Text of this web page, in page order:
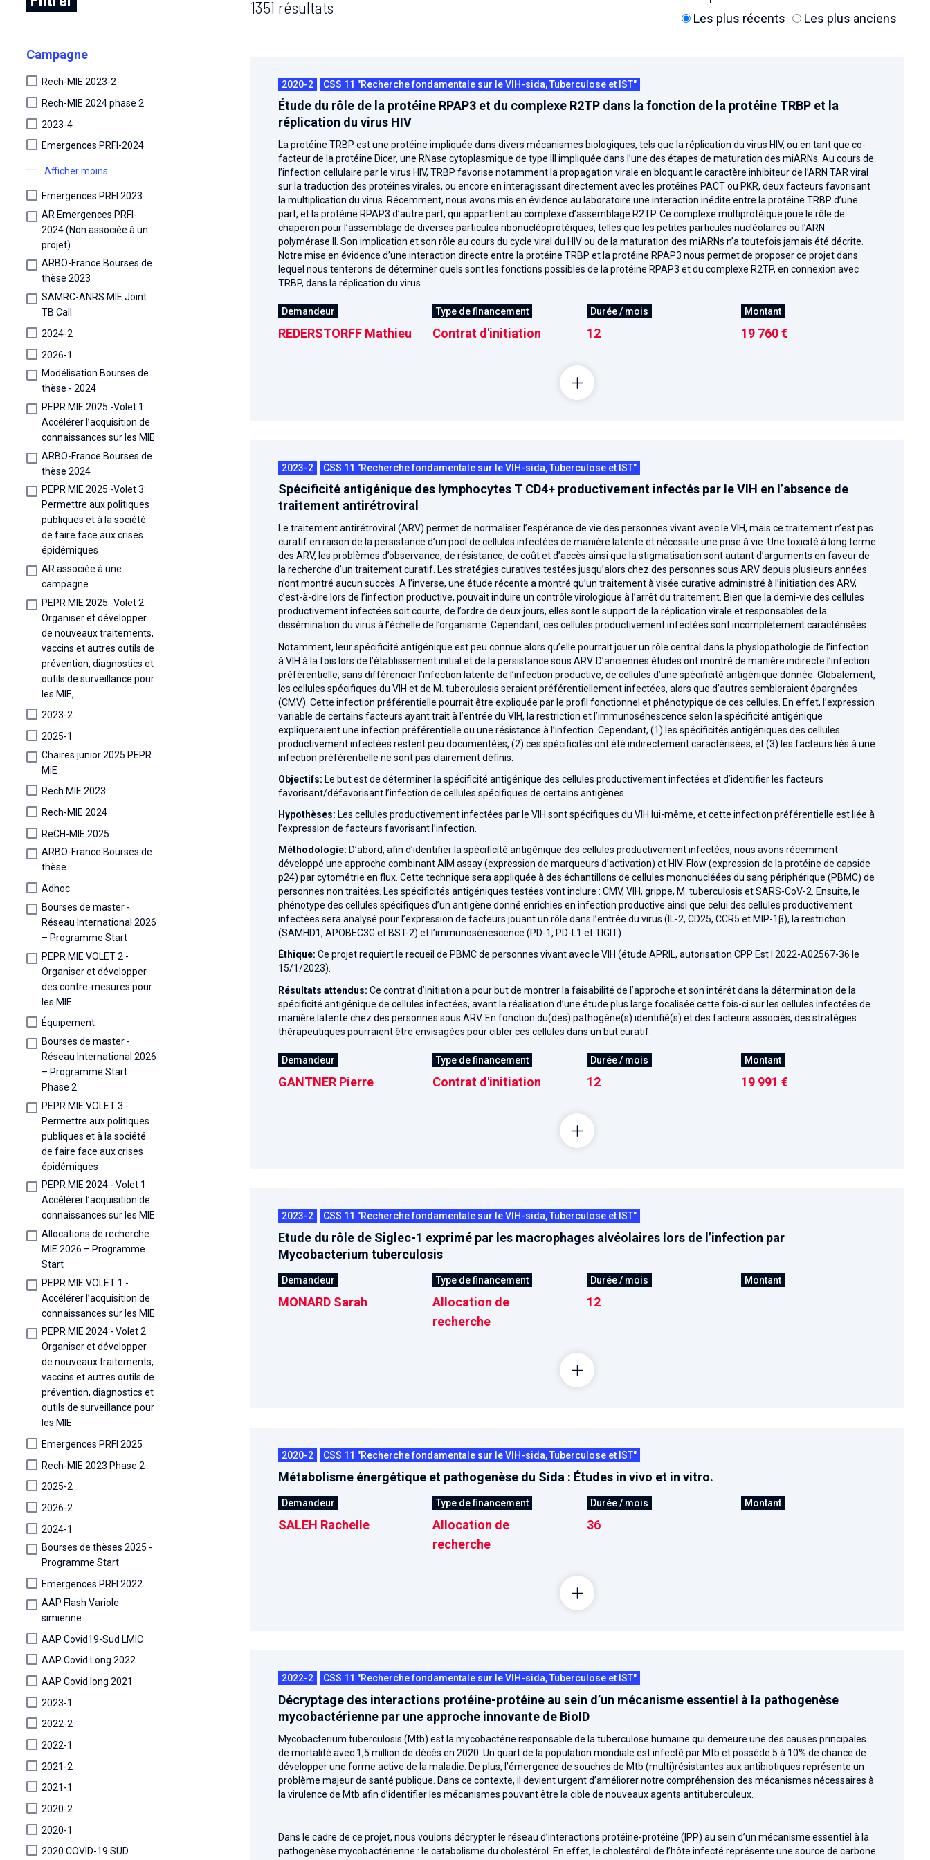
Campagne
Rech-MIE 2023-2
Rech-MIE 2024 phase 2
2023-4
Emergences PRFI-2024
Afficher moins
Emergences PRFI 2023
AR Emergences PRFI-
2024 (Non associée à un
projet)
ARBO-France Bourses de
thèse 2023
SAMRC-ANRS MIE Joint
TB Call
2024-2
2026-1
Modélisation Bourses de
thèse - 2024
PEPR MIE 2025 -Volet 1:
Accélérer l’acquisition de
connaissances sur les MIE
ARBO-France Bourses de
thèse 2024
PEPR MIE 2025 -Volet 3:
Permettre aux politiques
publiques et à la société
de faire face aux crises
épidémiques
AR associée à une
campagne
PEPR MIE 2025 -Volet 2:
Organiser et développer
de nouveaux traitements,
vaccins et autres outils de
prévention, diagnostics et
outils de surveillance pour
les MIE,
2023-2
2025-1
Chaires junior 2025 PEPR
MIE
Rech MIE 2023
Rech-MIE 2024
ReCH-MIE 2025
ARBO-France Bourses de
thèse
Adhoc
Bourses de master -
Réseau International 2026
– Programme Start
PEPR MIE VOLET 2 -
Organiser et développer
des contre-mesures pour
les MIE
Équipement
Bourses de master -
Réseau International 2026
– Programme Start
Phase 2
PEPR MIE VOLET 3 -
Permettre aux politiques
publiques et à la société
de faire face aux crises
épidémiques
PEPR MIE 2024 - Volet 1
Accélérer l’acquisition de
connaissances sur les MIE
Allocations de recherche
MIE 2026 – Programme
Start
PEPR MIE VOLET 1 -
Accélérer l’acquisition de
connaissances sur les MIE
PEPR MIE 2024 - Volet 2
Organiser et développer
de nouveaux traitements,
vaccins et autres outils de
prévention, diagnostics et
outils de surveillance pour
les MIE
Emergences PRFI 2025
Rech-MIE 2023 Phase 2
2025-2
2026-2
2024-1
Bourses de thèses 2025 -
Programme Start
Emergences PRFI 2022
AAP Flash Variole
simienne
AAP Covid19-Sud LMIC
AAP Covid Long 2022
AAP Covid long 2021
2023-1
2022-2
2022-1
2021-2
2021-1
2020-2
2020-1
2020 COVID-19 SUD
1351 résultats
Les plus récents
Les plus anciens
2020-2 CSS 11 "Recherche fondamentale sur le VIH-sida, Tuberculose et IST"
Étude du rôle de la protéine RPAP3 et du complexe R2TP dans la fonction de la protéine TRBP et la
réplication du virus HIV
La protéine TRBP est une protéine impliquée dans divers mécanismes biologiques, tels que la réplication du virus HIV, ou en tant que co-
facteur de la protéine Dicer, une RNase cytoplasmique de type III impliquée dans l’une des étapes de maturation des miARNs. Au cours de
l’infection cellulaire par le virus HIV, TRBP favorise notamment la propagation virale en bloquant le caractère inhibiteur de l’ARN TAR viral
sur la traduction des protéines virales, ou encore en interagissant directement avec les protéines PACT ou PKR, deux facteurs favorisant
la multiplication du virus. Récemment, nous avons mis en évidence au laboratoire une interaction inédite entre la protéine TRBP d’une
part, et la protéine RPAP3 d’autre part, qui appartient au complexe d’assemblage R2TP. Ce complexe multiprotéique joue le rôle de
chaperon pour l’assemblage de diverses particules ribonucléoprotéiques, telles que les petites particules nucléolaires ou l’ARN
polymérase II. Son implication et son rôle au cours du cycle viral du HIV ou de la maturation des miARNs n’a toutefois jamais été décrite.
Notre mise en évidence d’une interaction directe entre la protéine TRBP et la protéine RPAP3 nous permet de proposer ce projet dans
lequel nous tenterons de déterminer quels sont les fonctions possibles de la protéine RPAP3 et du complexe R2TP, en connexion avec
TRBP, dans la réplication du virus.
Demandeur
REDERSTORFF Mathieu
Type de financement
Contrat d'initiation
Durée / mois
12
Montant
19 760 €
2023-2 CSS 11 "Recherche fondamentale sur le VIH-sida, Tuberculose et IST"
Spécificité antigénique des lymphocytes T CD4+ productivement infectés par le VIH en l’absence de
traitement antirétroviral
Le traitement antirétroviral (ARV) permet de normaliser l’espérance de vie des personnes vivant avec le VIH, mais ce traitement n’est pas
curatif en raison de la persistance d’un pool de cellules infectées de manière latente et nécessite une prise à vie. Une toxicité à long terme
des ARV, les problèmes d’observance, de résistance, de coût et d’accès ainsi que la stigmatisation sont autant d’arguments en faveur de
la recherche d’un traitement curatif. Les stratégies curatives testées jusqu’alors chez des personnes sous ARV depuis plusieurs années
n’ont montré aucun succès. A l’inverse, une étude récente a montré qu’un traitement à visée curative administré à l’initiation des ARV,
c’est-à-dire lors de l’infection productive, pouvait induire un contrôle virologique à l’arrêt du traitement. Bien que la demi-vie des cellules
productivement infectées soit courte, de l’ordre de deux jours, elles sont le support de la réplication virale et responsables de la
dissémination du virus à l’échelle de l’organisme. Cependant, ces cellules productivement infectées sont incomplètement caractérisées.
Notamment, leur spécificité antigénique est peu connue alors qu’elle pourrait jouer un rôle central dans la physiopathologie de l’infection
à VIH à la fois lors de l’établissement initial et de la persistance sous ARV. D’anciennes études ont montré de manière indirecte l’infection
préférentielle, sans différencier l’infection latente de l’infection productive, de cellules d’une spécificité antigénique donnée. Globalement,
les cellules spécifiques du VIH et de M. tuberculosis seraient préférentiellement infectées, alors que d’autres sembleraient épargnées
(CMV). Cette infection préférentielle pourrait être expliquée par le profil fonctionnel et phénotypique de ces cellules. En effet, l’expression
variable de certains facteurs ayant trait à l’entrée du VIH, la restriction et l’immunosénescence selon la spécificité antigénique
expliqueraient une infection préférentielle ou une résistance à l’infection. Cependant, (1) les spécificités antigéniques des cellules
productivement infectées restent peu documentées, (2) ces spécificités ont été indirectement caractérisées, et (3) les facteurs liés à une
infection préférentielle ne sont pas clairement définis.
Objectifs: Le but est de déterminer la spécificité antigénique des cellules productivement infectées et d’identifier les facteurs
favorisant/défavorisant l’infection de cellules spécifiques de certains antigènes.
Hypothèses: Les cellules productivement infectées par le VIH sont spécifiques du VIH lui-même, et cette infection préférentielle est liée à
l’expression de facteurs favorisant l’infection.
Méthodologie: D’abord, afin d’identifier la spécificité antigénique des cellules productivement infectées, nous avons récemment
développé une approche combinant AIM assay (expression de marqueurs d’activation) et HIV-Flow (expression de la protéine de capside
p24) par cytométrie en flux. Cette technique sera appliquée à des échantillons de cellules mononucléées du sang périphérique (PBMC) de
personnes non traitées. Les spécificités antigéniques testées vont inclure : CMV, VIH, grippe, M. tuberculosis et SARS-CoV-2. Ensuite, le
phénotype des cellules spécifiques d’un antigène donné enrichies en infection productive ainsi que celui des cellules productivement
infectées sera analysé pour l’expression de facteurs jouant un rôle dans l’entrée du virus (IL-2, CD25, CCR5 et MIP-1β), la restriction
(SAMHD1, APOBEC3G et BST-2) et l’immunosénescence (PD-1, PD-L1 et TIGIT).
Éthique: Ce projet requiert le recueil de PBMC de personnes vivant avec le VIH (étude APRIL, autorisation CPP Est I 2022-A02567-36 le
15/1/2023).
Résultats attendus: Ce contrat d’initiation a pour but de montrer la faisabilité de l’approche et son intérêt dans la détermination de la
spécificité antigénique de cellules infectées, avant la réalisation d’une étude plus large focalisée cette fois-ci sur les cellules infectées de
manière latente chez des personnes sous ARV. En fonction du(des) pathogène(s) identifié(s) et des facteurs associés, des stratégies
thérapeutiques pourraient être envisagées pour cibler ces cellules dans un but curatif.
Demandeur
GANTNER Pierre
Type de financement
Contrat d'initiation
Durée / mois
12
Montant
19 991 €
2023-2 CSS 11 "Recherche fondamentale sur le VIH-sida, Tuberculose et IST"
Etude du rôle de Siglec-1 exprimé par les macrophages alvéolaires lors de l’infection par
Mycobacterium tuberculosis
Demandeur
MONARD Sarah
Type de financement
Allocation de
recherche
Durée / mois
12
Montant
2020-2 CSS 11 "Recherche fondamentale sur le VIH-sida, Tuberculose et IST"
Métabolisme énergétique et pathogenèse du Sida : Études in vivo et in vitro.
Demandeur
SALEH Rachelle
Type de financement
Allocation de
recherche
Durée / mois
36
Montant
2022-2 CSS 11 "Recherche fondamentale sur le VIH-sida, Tuberculose et IST"
Décryptage des interactions protéine-protéine au sein d’un mécanisme essentiel à la pathogenèse
mycobactérienne par une approche innovante de BioID
Mycobacterium tuberculosis (Mtb) est la mycobactérie responsable de la tuberculose humaine qui demeure une des causes principales
de mortalité avec 1,5 million de décès en 2020. Un quart de la population mondiale est infecté par Mtb et possède 5 à 10% de chance de
développer une forme active de la maladie. De plus, l’émergence de souches de Mtb (multi)résistantes aux antibiotiques représente un
problème majeur de santé publique. Dans ce contexte, il devient urgent d’améliorer notre compréhension des mécanismes nécessaires à
la virulence de Mtb afin d’identifier les mécanismes pouvant être la cible de nouveaux agents antituberculeux.
Dans le cadre de ce projet, nous voulons décrypter le réseau d’interactions protéine-protéine (IPP) au sein d’un mécanisme essentiel à la
pathogenèse mycobactérienne : le catabolisme du cholestérol. En effet, le cholestérol de l’hôte infecté représente une source de carbone